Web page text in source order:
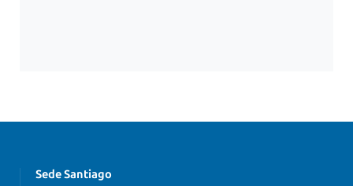
Sede Santiago